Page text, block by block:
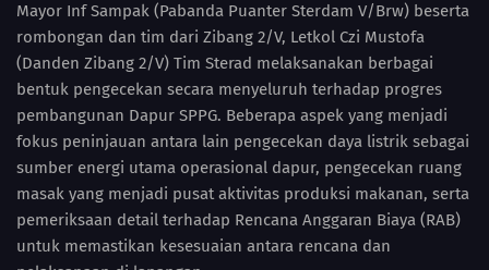
Mayor Inf Sampak (Pabanda Puanter Sterdam V/Brw) beserta
rombongan dan tim dari Zibang 2/V, Letkol Czi Mustofa
(Danden Zibang 2/V) Tim Sterad melaksanakan berbagai
bentuk pengecekan secara menyeluruh terhadap progres
pembangunan Dapur SPPG. Beberapa aspek yang menjadi
fokus peninjauan antara lain pengecekan daya listrik sebagai
sumber energi utama operasional dapur, pengecekan ruang
masak yang menjadi pusat aktivitas produksi makanan, serta
pemeriksaan detail terhadap Rencana Anggaran Biaya (RAB)
untuk memastikan kesesuaian antara rencana dan